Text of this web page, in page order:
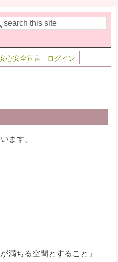
フォーム
心安全宣言 ログイン
ます。
満ちる空間とすること」